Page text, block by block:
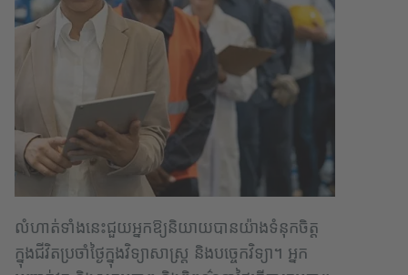
លំហាត់ទាំងនេះជួយអ្នកឱ្យនិយាយបានយ៉ាងទំនុកចិត្ត
ក្នុងជីវិតប្រចាំថ្ងៃក្នុងវិទ្យាសាស្ត្រ និងបច្ចេកវិទ្យា។ អ្នក